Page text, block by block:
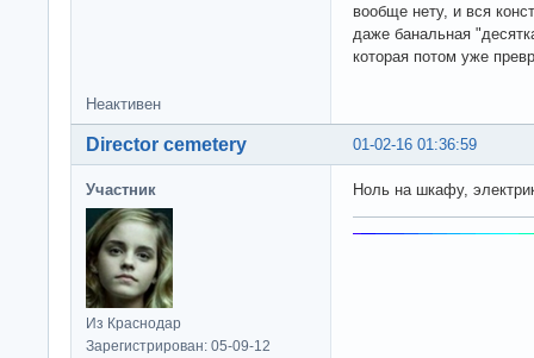
вообще нету, и вся
даже банальная
которая потом уже
Неактивен
01-02-16 01:36:59
Director cemetery
Участник
Из Краснодар
Зарегистрирован: 05-09-12
Ноль на шкафу,